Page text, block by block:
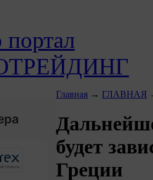
Главная → ГЛАВНАЯ
будет
Греции